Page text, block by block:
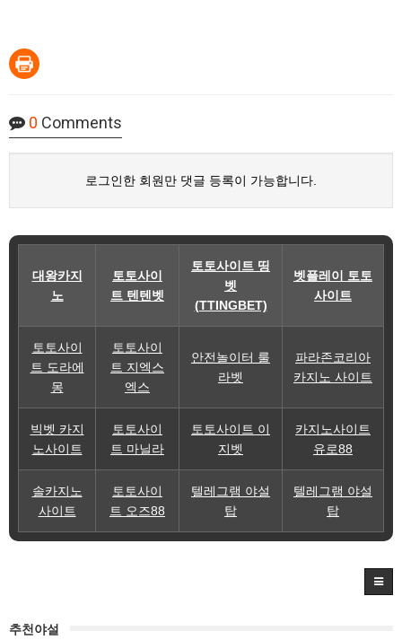
0 Comments
로그인한 회원만 댓글 등록이 가능합니다.
대왕카지
노
토토사이
트 텐텐벳
토토사이트 띵
벳
(TTINGBET)
벳플레이 토토
사이트
토토사이
트 도라에
몽
토토사이
트 지엑스
엑스
안전놀이터 룰
라벳
파라존코리아
카지노 사이트
빅벳 카지
노사이트
토토사이
트 마닐라
토토사이트 이
지벳
카지노사이트
유로88
솔카지노
사이트
토토사이
트 오즈88
텔레그램 야설
탑
텔레그램 야설
탑
추천야설